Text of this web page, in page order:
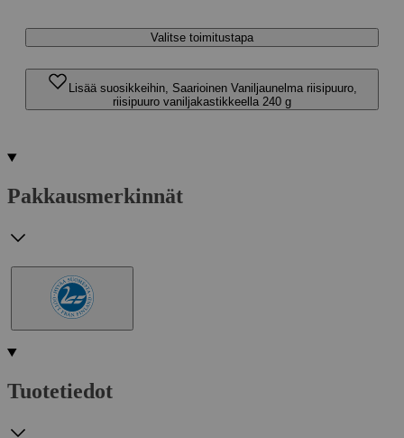
Valitse toimitustapa
Lisää suosikkeihin, Saarioinen Vaniljaunelma riisipuuro,
riisipuuro vaniljakastikkeella 240 g
Pakkausmerkinnät
Tuotetiedot